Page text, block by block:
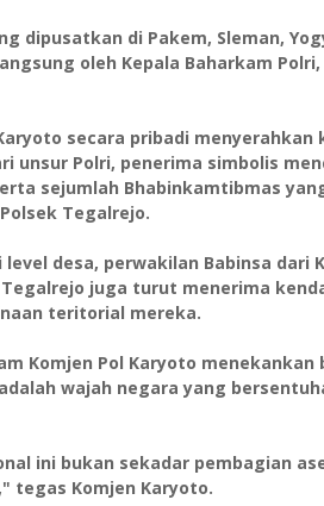
dipusatkan di Pakem, Sleman,
oleh Kepala Baharkam
secara pribadi menyerahkan
unsur Polri, penerima simbolis
sejumlah Bhabinkamtibmas
Tegalrejo.
desa, perwakilan Babinsa dari
juga turut menerima
teritorial mereka.
Komjen Pol Karyoto menekankan
wajah negara yang
ini bukan sekadar pembagian
tegas Komjen Karyoto.